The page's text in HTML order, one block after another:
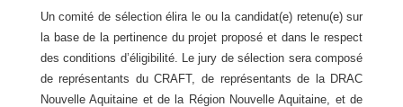
Un comité de sélection élira le ou la candidat(e) retenu(e) sur
la base de la pertinence du projet proposé et dans le respect
des conditions d’éligibilité. Le jury de sélection sera composé
de représentants du CRAFT, de représentants de la DRAC
Nouvelle Aquitaine et de la Région Nouvelle Aquitaine, et de